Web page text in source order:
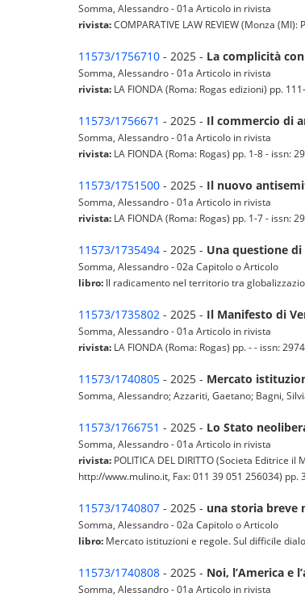
Somma, Alessandro - 01a Articolo in rivista
rivista:COMPARATIVE LAW REVIEW (Monza
11573/1756710 - 2025 - La complicità
Somma, Alessandro - 01a Articolo in rivista
rivista: LA FIONDA (Roma: Rogas edizioni) pp.
11573/1756671 - 2025 - Il commercio di
Somma, Alessandro - 01a Articolo in rivista
rivista: LA FIONDA (Roma: Rogas) pp. 1-8 - issn:
11573/1751500 - 2025 - Il nuovo
Somma, Alessandro - 01a Articolo in rivista
rivista: LA FIONDA (Roma: Rogas) pp. 1-7 - issn:
11573/1735494 - 2025 - Una questione
Somma, Alessandro - 02a Capitolo o Articolo
libro: Il radicamento nel territorio tra
11573/1735802 - 2025 - Il Manifesto di
Somma, Alessandro - 01a Articolo in rivista
rivista: LA FIONDA (Roma: Rogas) pp. - - issn:
11573/1740805 - 2025 - Mercato
Somma, Alessandro; Azzariti, Gaetano; Bagni,
11573/1766751 - 2025 - Lo Stato
Somma, Alessandro - 01a Articolo in rivista
rivista: POLITICA DEL DIRITTO (Societa Editrice
http://www.mulino.it, Fax: 011 39 051 256034) pp.
11573/1740807 - 2025 - una storia breve
Somma, Alessandro - 02a Capitolo o Articolo
libro: Mercato istituzioni e regole. Sul difficile
11573/1740808 - 2025 - Noi, l’America e
Somma, Alessandro - 01a Articolo in rivista